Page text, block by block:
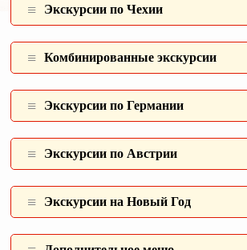
Экскурсии по Чехии
Комбинированные экcкурсии
Экскурсии по Германии
Экскурсии по Австрии
Экскурсии на Новый Год